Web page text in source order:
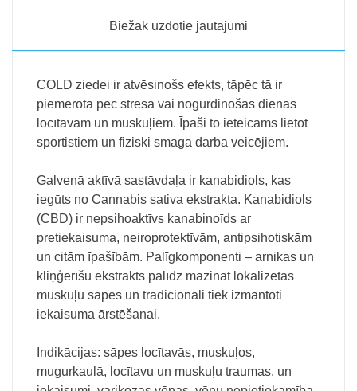
Biežāk uzdotie jautājumi
COLD ziedei ir atvēsinošs efekts, tāpēc tā ir
piemērota pēc stresa vai nogurdinošas dienas
locītavām un muskuļiem. Īpaši to ieteicams lietot
sportistiem un fiziski smaga darba veicējiem.
Galvenā aktīvā sastāvdaļa ir kanabidiols, kas
iegūts no Cannabis sativa ekstrakta. Kanabidiols
(CBD) ir nepsihoaktīvs kanabinoīds ar
pretiekaisuma, neiroprotektīvām, antipsihotiskām
un citām īpašībām. Palīgkomponenti – arnikas un
kliņģerīšu ekstrakts palīdz mazināt lokalizētas
muskuļu sāpes un tradicionāli tiek izmantoti
iekaisuma ārstēšanai.
Indikācijas: sāpes locītavās, muskuļos,
mugurkaulā, locītavu un muskuļu traumas, un